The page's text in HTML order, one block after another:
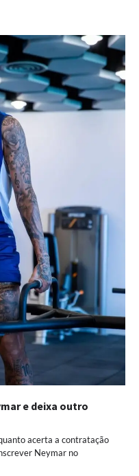
e deixa outro
acerta a contratação
Neymar no